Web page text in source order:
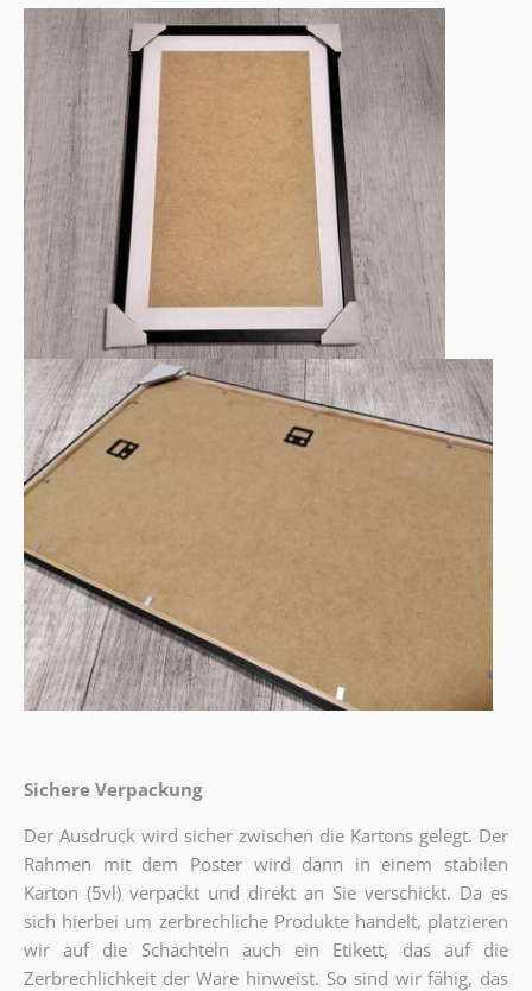
Sichere Verpackung
Der Ausdruck wird sicher zwischen die Kartons gelegt. Der
Rahmen mit dem Poster wird dann in einem stabilen
Karton (5vl) verpackt und direkt an Sie verschickt. Da es
sich hierbei um zerbrechliche Produkte handelt, platzieren
wir auf die Schachteln auch ein Etikett, das auf die
Zerbrechlichkeit der Ware hinweist. So sind wir fähig, das